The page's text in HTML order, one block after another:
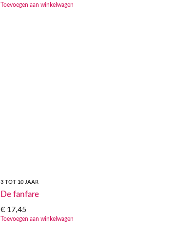
Toevoegen aan winkelwagen
3 TOT 10 JAAR
De fanfare
€ 17,45
Toevoegen aan winkelwagen